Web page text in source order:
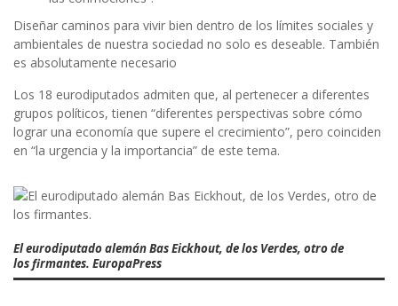
Diseñar caminos para vivir bien dentro de los límites sociales y
ambientales de nuestra sociedad no solo es deseable. También
es absolutamente necesario
Los 18 eurodiputados admiten que, al pertenecer a diferentes
grupos políticos, tienen “diferentes perspectivas sobre cómo
lograr una economía que supere el crecimiento”, pero coinciden
en “la urgencia y la importancia” de este tema.
El eurodiputado alemán Bas Eickhout, de los Verdes, otro de
los firmantes. EuropaPress